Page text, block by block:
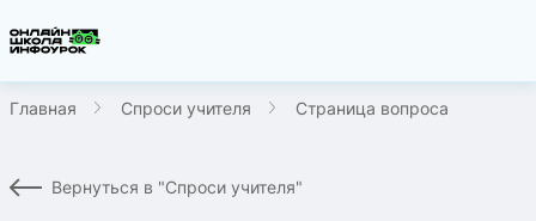
Главная Спроси учителя Страница вопроса
Вернуться в "Спроси учителя"